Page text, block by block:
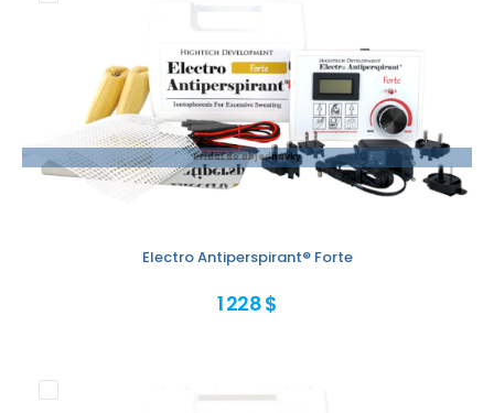
Pridať do objednávky
Electro Antiperspirant® Forte
1 228 $